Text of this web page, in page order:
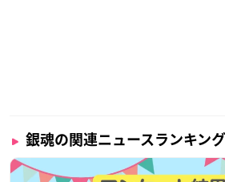
銀魂の関連ニュースランキング